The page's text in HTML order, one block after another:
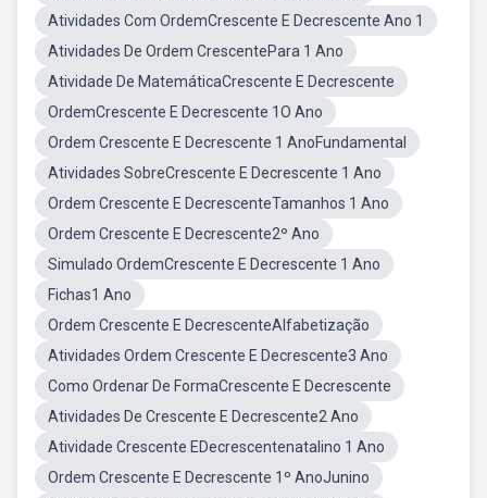
Atividades Com OrdemCrescente E Decrescente Ano 1
Atividades De Ordem CrescentePara 1 Ano
Atividade De MatemáticaCrescente E Decrescente
OrdemCrescente E Decrescente 1O Ano
Ordem Crescente E Decrescente 1 AnoFundamental
Atividades SobreCrescente E Decrescente 1 Ano
Ordem Crescente E DecrescenteTamanhos 1 Ano
Ordem Crescente E Decrescente2º Ano
Simulado OrdemCrescente E Decrescente 1 Ano
Fichas1 Ano
Ordem Crescente E DecrescenteAlfabetização
Atividades Ordem Crescente E Decrescente3 Ano
Como Ordenar De FormaCrescente E Decrescente
Atividades De Crescente E Decrescente2 Ano
Atividade Crescente EDecrescentenatalino 1 Ano
Ordem Crescente E Decrescente 1º AnoJunino